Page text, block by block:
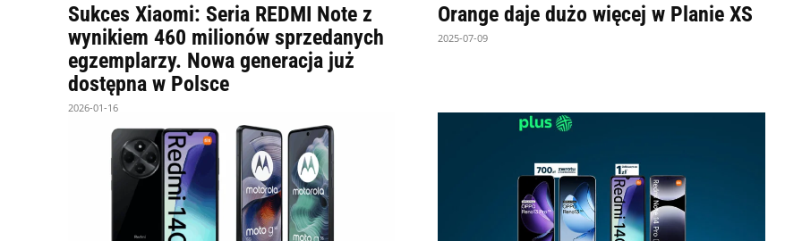
Sukces Xiaomi: Seria REDMI Note z
wynikiem 460 milionów sprzedanych
egzemplarzy. Nowa generacja już
dostępna w Polsce
2026-01-16
Orange daje dużo więcej w Planie XS
2025-07-09